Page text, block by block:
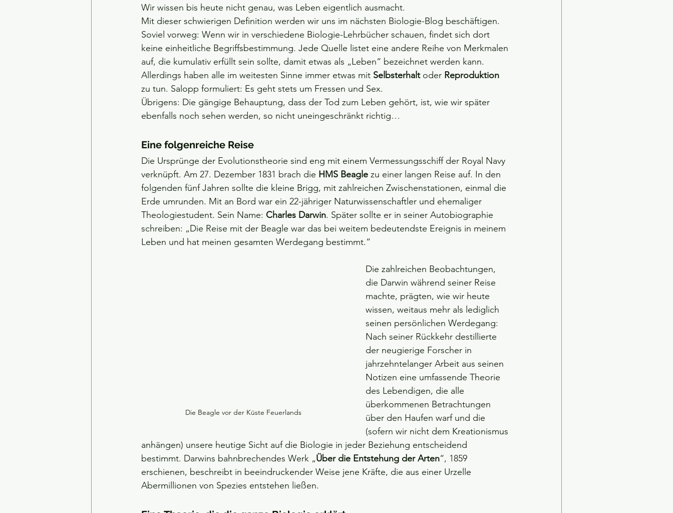
Wir wissen bis heute nicht genau, was Leben eigentlich ausmacht.
Mit dieser schwierigen Definition werden wir uns im nächsten Biologie-Blog beschäftigen.
Soviel vorweg: Wenn wir in verschiedene Biologie-Lehrbücher schauen, findet sich dort
keine einheitliche Begriffsbestimmung. Jede Quelle listet eine andere Reihe von Merkmalen
auf, die kumulativ erfüllt sein sollte, damit etwas als „Leben“ bezeichnet werden kann.
Allerdings haben alle im weitesten Sinne immer etwas mit Selbsterhalt oder Reproduktion
zu tun. Salopp formuliert: Es geht stets um Fressen und Sex.
Übrigens: Die gängige Behauptung, dass der Tod zum Leben gehört, ist, wie wir später
ebenfalls noch sehen werden, so nicht uneingeschränkt richtig…
Eine folgenreiche Reise
Die Ursprünge der Evolutionstheorie sind eng mit einem Vermessungsschiff der Royal Navy
verknüpft. Am 27. Dezember 1831 brach die HMS Beagle zu einer langen Reise auf. In den
folgenden fünf Jahren sollte die kleine Brigg, mit zahlreichen Zwischenstationen, einmal die
Erde umrunden. Mit an Bord war ein 22-jähriger Naturwissenschaftler und ehemaliger
Theologiestudent. Sein Name: Charles Darwin. Später sollte er in seiner Autobiographie
schreiben: „Die Reise mit der Beagle war das bei weitem bedeutendste Ereignis in meinem
Leben und hat meinen gesamten Werdegang bestimmt.“
Die Beagle vor der Küste Feuerlands
Die zahlreichen Beobachtungen,
die Darwin während seiner Reise
machte, prägten, wie wir heute
wissen, weitaus mehr als lediglich
seinen persönlichen Werdegang:
Nach seiner Rückkehr destillierte
der neugierige Forscher in
jahrzehntelanger Arbeit aus seinen
Notizen eine umfassende Theorie
des Lebendigen, die alle
überkommenen Betrachtungen
über den Haufen warf und die
(sofern wir nicht dem Kreationismus
anhängen) unsere heutige Sicht auf die Biologie in jeder Beziehung entscheidend
bestimmt. Darwins bahnbrechendes Werk „Über die Entstehung der Arten“, 1859
erschienen, beschreibt in beeindruckender Weise jene Kräfte, die aus einer Urzelle
Abermillionen von Spezies entstehen ließen.